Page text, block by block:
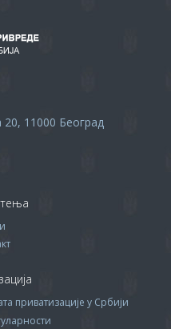
11000 Београд
приватизације у Србији